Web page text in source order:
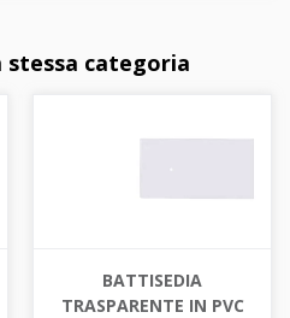
categoria
BATTISEDIA
TRASPARENTE IN PVC